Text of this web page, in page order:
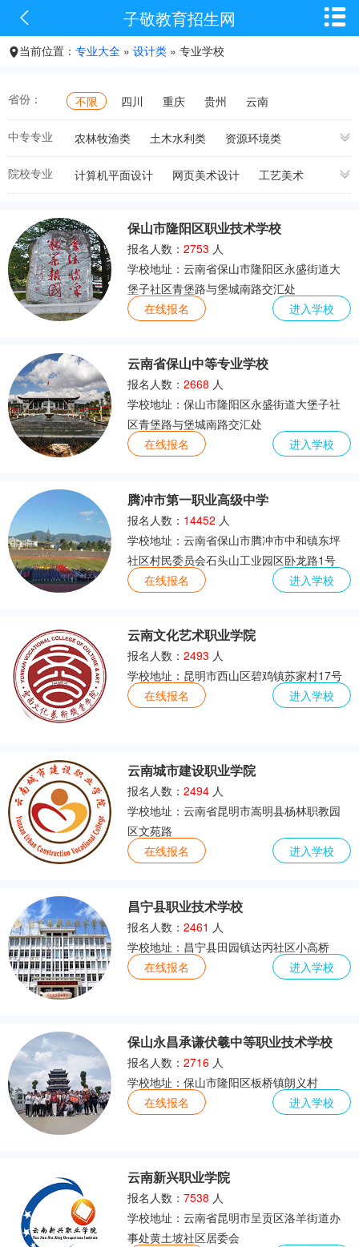
 子敬教育招生网 
当前位置： 专业大全 » 设计类 » 专业学校
省份： 不限 四川 重庆 贵州 云南
中专专业 农林牧渔类 土木水利类
资源环境类
能源与新能源类
加工制造类
石油化工类
轻纺食品类
交通运输
电子信息类
医药卫生类
休闲保健类
财经商贸类
教育类
司法服务类
公共管理与服务类
高铁铁路类
幼儿师范类
设计类
机电机械类 厨师烹饪类
航空类
计算机类
院校专业 计算机平面设计 网页美术设计
工艺美术
美术绘画
美术设计与制作
商品画制作与经营
建筑设计
广告设计与制作
环境艺术设计
建筑室内设计
美术
美术绘画
工艺美术品设计
视觉传播设计与制作
服装设计与工艺
陶瓷设计与工艺
首饰设计与工艺
模具设计
工业设计
产品艺术设计
人物形象设计
保山市隆阳区职业技术学校
报名人数：2753 人
学校地址：云南省保山市隆阳区永盛街道大
堡子社区青堡路与堡城南路交汇处
在线报名
进入学校
云南省保山中等专业学校
报名人数：2668 人
学校地址：保山市隆阳区永盛街道大堡子社
区青堡路与堡城南路交汇处
在线报名
进入学校
腾冲市第一职业高级中学
报名人数： 14452 人
学校地址：云南省保山市腾冲市中和镇东坪
社区村民委员会石头山工业园区卧龙路1号
在线报名
进入学校
云南文化艺术职业学院
报名人数：2493 人
学校地址：昆明市西山区碧鸡镇苏家村17号
在线报名
进入学校
云南城市建设职业学院
报名人数：2494 人
学校地址：云南省昆明市嵩明县杨林职教园
区文苑路
在线报名
进入学校
昌宁县职业技术学校
报名人数：2461 人
学校地址：昌宁县田园镇达丙社区小高桥
在线报名
进入学校
保山永昌承谦伏羲中等职业技术学校
报名人数：2716 人
学校地址：保山市隆阳区板桥镇朗义村
在线报名
进入学校
云南新兴职业学院
报名人数：7538 人
学校地址：云南省昆明市呈贡区洛羊街道办
事处黄土坡社区居委会